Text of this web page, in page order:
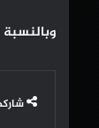
وبالنسبة